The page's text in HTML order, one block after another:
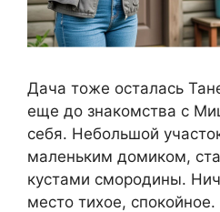
Дача тоже осталась
еще до знакомства с
себя. Небольшой
маленьким домиком,
кустами смородины.
место тихое,